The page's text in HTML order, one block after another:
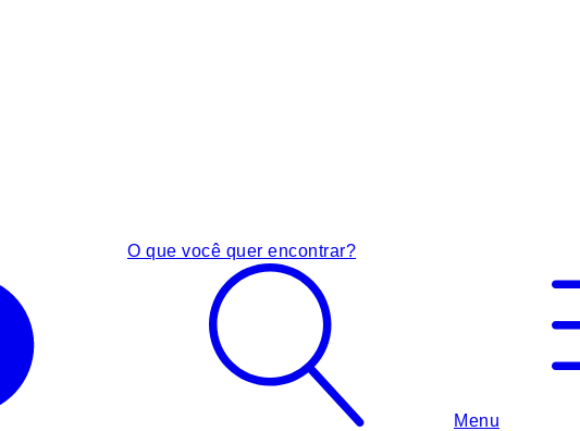
O que você quer encontrar?
Menu